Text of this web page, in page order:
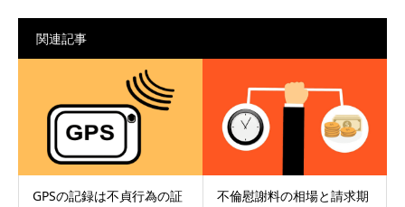
関連記事
GPSの記録は不貞行為の証
不倫慰謝料の相場と請求期